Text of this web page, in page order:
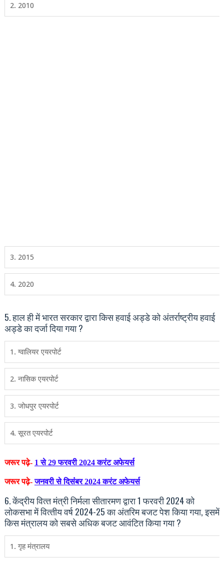
2. 2010
3. 2015
4. 2020
5. हाल ही में भारत सरकार द्वारा किस हवाई अड्डे को अंतर्राष्‍ट्रीय हवाई
अड्डे का दर्जा दिया गया ?
1. ग्‍वालियर एयरपोर्ट
2. नासिक एयरपोर्ट
3. जोधपुर एयरपोर्ट
4. सूरत एयरपोर्ट
जरूर पढ़े- 1 से 29 फरवरी 2024 करंट अफेयर्स
जरूर पढ़े- जनवरी से दिसंंबर 2024 करंट अफेयर्स
6. केंद्रीय वित्‍त मंत्री निर्मला सीतारमण द्वारा 1 फरवरी 2024 को
लोकसभा में वित्‍तीय वर्ष 2024-25 का अंतरिम बजट पेश किया गया, इसमें
किस मंत्रालय को सबसे अधिक बजट आवंटित किया गया ?
1. गृह मंत्रालय